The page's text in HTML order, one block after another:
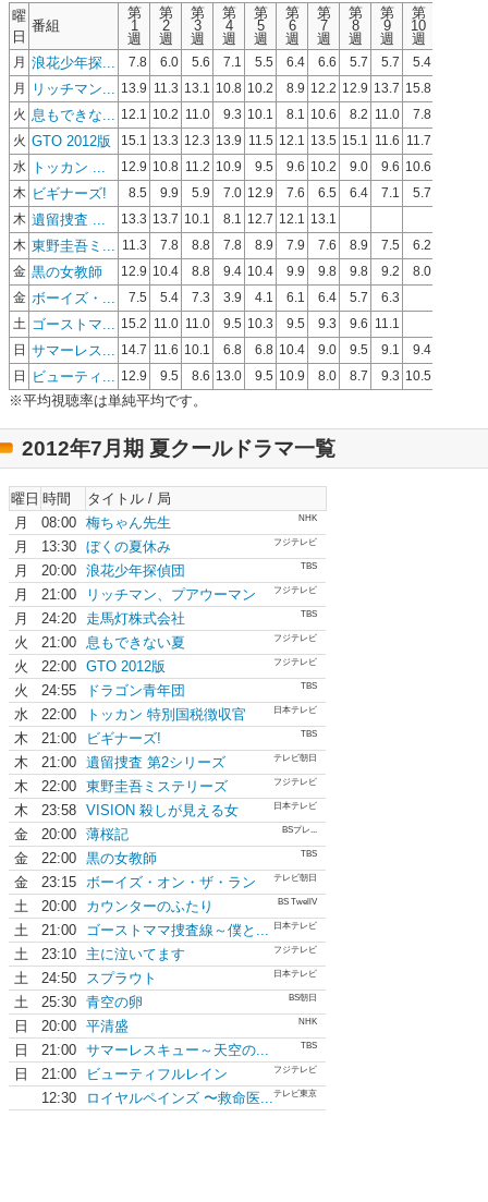
曜
日
番組
第
1
週
第
2
週
第
3
週
第
4
週
第
5
週
第
6
週
第
7
週
第
8
週
第
9
週
第
10
週
月 浪花少年探... 7.8 6.0 5.6 7.1 5.5 6.4 6.6 5.7 5.7 5.4
月
リッチマン... 13.9 11.3 13.1 10.8 10.2 8.9 12.2 12.9 13.7 15.8
火 息もできな... 12.1 10.2 11.0 9.3 10.1 8.1 10.6 8.2 11.0
7.8
火 GTO 2012版 15.1 13.3 12.3 13.9 11.5 12.1 13.5 15.1 11.6 11.7
水
トッカン ... 12.9 10.8 11.2 10.9 9.5 9.6 10.2 9.0 9.6 10.6
木
ビギナーズ! 8.5 9.9 5.9 7.0 12.9 7.6 6.5 6.4 7.1
5.7
木 遺留捜査 ... 13.3 13.7 10.1 8.1 12.7 12.1
13.1
木 東野圭吾ミ... 11.3 7.8 8.8 7.8 8.9 7.9 7.6 8.9 7.5
6.2
金 黒の女教師 12.9 10.4 8.8 9.4 10.4 9.9 9.8 9.8 9.2
8.0
金 ボーイズ・... 7.5 5.4 7.3 3.9 4.1 6.1 6.4 5.7
6.3
土 ゴーストマ... 15.2 11.0 11.0 9.5 10.3 9.5 9.3 9.6
11.1
日
サマーレス... 14.7 11.6 10.1 6.8 6.8 10.4 9.0 9.5 9.1 9.4
日
ビューティ... 12.9 9.5 8.6 13.0 9.5 10.9 8.0 8.7 9.3 10.5
※平均視聴率は単純平均です。
2012年7月期 夏クールドラマ一覧
曜日 時間
タイトル / 局
月
08:00 梅ちゃん先生 NHK
月 13:30 ぼくの夏休み フジテレビ
月 20:00 浪花少年探偵団 TBS
月 21:00 リッチマン、プアウーマン フジテレビ
月 24:20 走馬灯株式会社 TBS
火 21:00 息もできない夏 フジテレビ
火 22:00 GTO 2012版 フジテレビ
火 24:55 ドラゴン青年団 TBS
水 22:00 トッカン 特別国税徴収官 日本テレビ
木 21:00 ビギナーズ! TBS
木 21:00 遺留捜査 第2シリーズ テレビ朝日
木 22:00 東野圭吾ミステリーズ フジテレビ
木 23:58 VISION 殺しが見える女 日本テレビ
金 20:00 薄桜記 BSプレ...
金 22:00 黒の女教師 TBS
金 23:15 ボーイズ・オン・ザ・ラン テレビ朝日
土 20:00 カウンターのふたり BS TwellV
土 21:00 ゴーストママ捜査線～僕と... 日本テレビ
土 23:10 主に泣いてます フジテレビ
土 24:50 スプラウト 日本テレビ
土 25:30 青空の卵 BS朝日
日 20:00 平清盛 NHK
日 21:00 サマーレスキュー～天空の... TBS
日 21:00 ビューティフルレイン フジテレビ
12:30 ロイヤルペインズ 〜救命医...テレビ東京